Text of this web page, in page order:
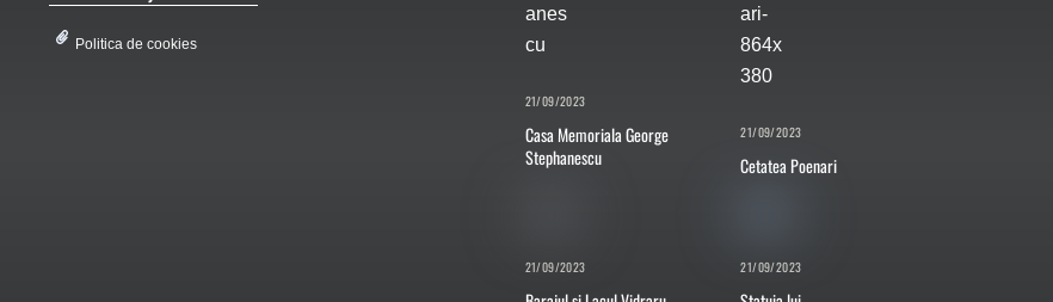
Politica de cookies
21/09/2023
Casa Memoriala George
Stephanescu
21/09/2023
Cetatea Poenari
21/09/2023 21/09/2023